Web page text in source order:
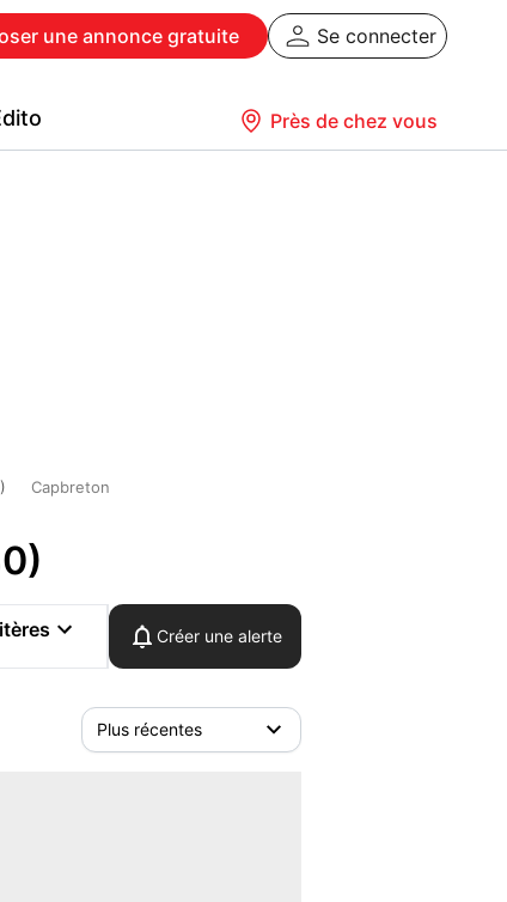
une annonce gratuite Se connecter
Près de chez vous
Capbreton
Créer une alerte